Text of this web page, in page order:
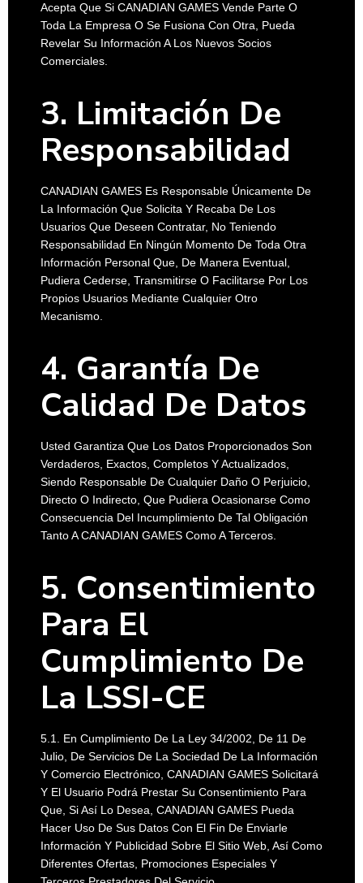
Acepta Que Si CANADIAN GAMES Vende Parte O
Toda La Empresa O Se Fusiona Con Otra, Pueda
Revelar Su Información A Los Nuevos Socios
Comerciales.
3. Limitación De
Responsabilidad
CANADIAN GAMES Es Responsable Únicamente De
La Información Que Solicita Y Recaba De Los
Usuarios Que Deseen Contratar, No Teniendo
Responsabilidad En Ningún Momento De Toda Otra
Información Personal Que, De Manera Eventual,
Pudiera Cederse, Transmitirse O Facilitarse Por Los
Propios Usuarios Mediante Cualquier Otro
Mecanismo.
4. Garantía De
Calidad De Datos
Usted Garantiza Que Los Datos Proporcionados Son
Verdaderos, Exactos, Completos Y Actualizados,
Siendo Responsable De Cualquier Daño O Perjuicio,
Directo O Indirecto, Que Pudiera Ocasionarse Como
Consecuencia Del Incumplimiento De Tal Obligación
Tanto A CANADIAN GAMES Como A Terceros.
5. Consentimiento
Para El
Cumplimiento De
La LSSI-CE
5.1. En Cumplimiento De La Ley 34/2002, De 11 De
Julio, De Servicios De La Sociedad De La Información
Y Comercio Electrónico, CANADIAN GAMES Solicitará
Y El Usuario Podrá Prestar Su Consentimiento Para
Que, Si Así Lo Desea, CANADIAN GAMES Pueda
Hacer Uso De Sus Datos Con El Fin De Enviarle
Información Y Publicidad Sobre El Sitio Web, Así Como
Diferentes Ofertas, Promociones Especiales Y